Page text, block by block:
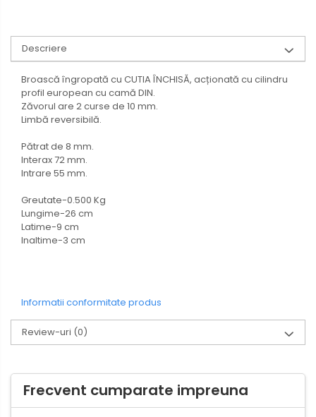
Descriere
Broască îngropată cu CUTIA ÎNCHISĂ, acționată cu cilindru
profil european cu camă DIN.
Zăvorul are 2 curse de 10 mm.
Limbă reversibilă.
Pătrat de 8 mm.
Interax 72 mm.
Intrare 55 mm.
Greutate-0.500 Kg
Lungime-26 cm
Latime-9 cm
Inaltime-3 cm
Informatii conformitate produs
Review-uri (0)
Frecvent cumparate impreuna